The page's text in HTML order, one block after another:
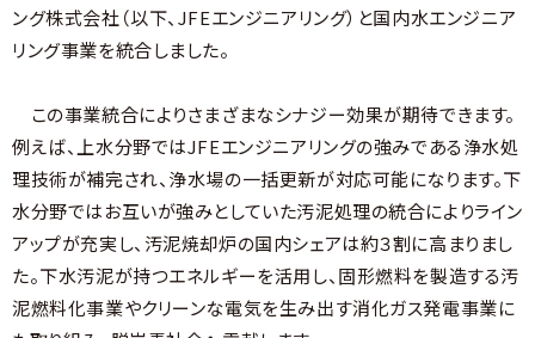
ング株式会社（以下、JFEエンジニアリング）と国内水エンジニア
リング事業を統合しました。
この事業統合によりさまざまなシナジー効果が期待できます。
例えば、上水分野ではJFEエンジニアリングの強みである浄水処
理技術が補完され、浄水場の一括更新が対応可能になります。下
水分野ではお互いが強みとしていた汚泥処理の統合によりライン
アップが充実し、汚泥焼却炉の国内シェアは約３割に高まりまし
た。下水汚泥が持つエネルギーを活用し、固形燃料を製造する汚
泥燃料化事業やクリーンな電気を生み出す消化ガス発電事業に